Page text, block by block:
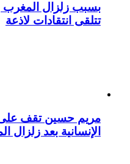
بسبب زلزال المغرب
تتلقى انتقادات لاذعة
مريم حسين تقف على
الإنسانية بعد زلزال